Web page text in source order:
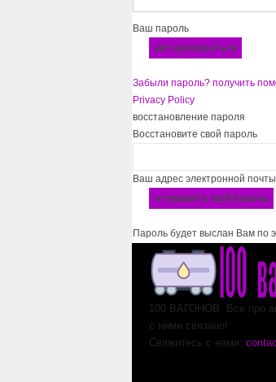
Ваш пароль
Забыли пароль? получить
Privacy Policy
восстановление пароля
Восстановите свой пароль
Ваш адрес электронной почты
Пароль будет выслан Вам по
100 ВАГОНОВ. Все про
с ними связано!
Свяжитесь с нами: